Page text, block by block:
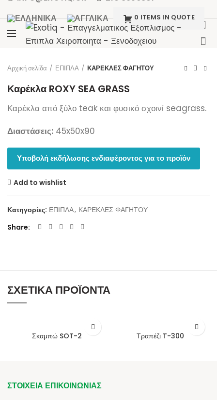
0 ITEMS IN QUOTE
Click to enlarge
Αρχική σελίδα ΕΠΙΠΛΑ ΚΑΡΕΚΛΕΣ ΦΑΓΗΤΟΥ
Καρέκλα ROXY SEA GRASS
Καρέκλα από ξύλο teak και φυσικό σχοινί seagrass.
Διαστάσεις: 45x50x90
Υποβολή εκδήλωσης ενδιαφέροντος για το προϊόν
Add to wishlist
Κατηγορίες: ΕΠΙΠΛΑ, ΚΑΡΕΚΛΕΣ ΦΑΓΗΤΟΥ
Share
ΣΧΕΤΙΚΆ ΠΡΟΪΌΝΤΑ
Σκαμπώ SOT-2 Τραπέζι T-300
ΣΤΟΙΧΕΊΑ ΕΠΙΚΟΙΝΩΝΊΑΣ